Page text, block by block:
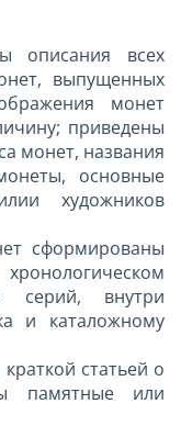
описания всех
выпущенных
монет
приведены
монет, названия
основные
художников
сформированы
серий, внутри
и каталожному
статьей о
памятные или